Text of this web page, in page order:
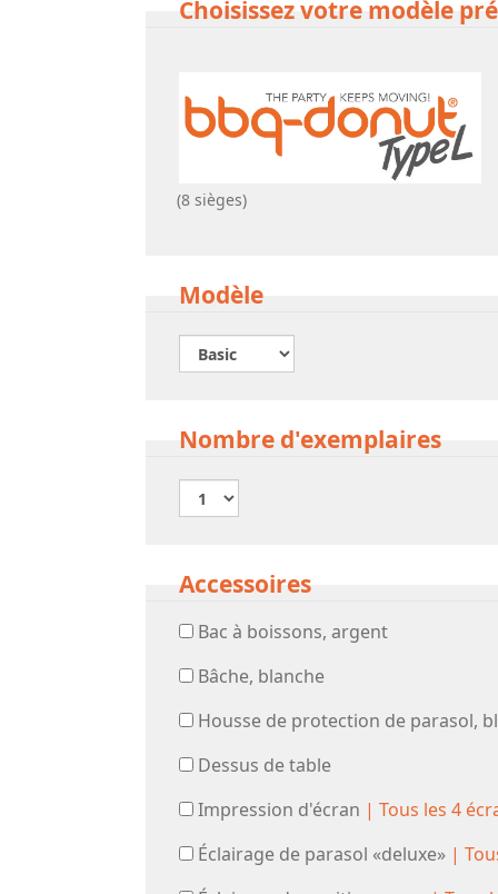
Choisissez votre modèle
(8 sièges)
Modèle
Nombre d'exemplaires
Accessoires
Bac à boissons, argent
Bâche, blanche
Housse de protection de parasol,
Dessus de table
Impression d'écran | Tous les 4
Éclairage de parasol «deluxe» |